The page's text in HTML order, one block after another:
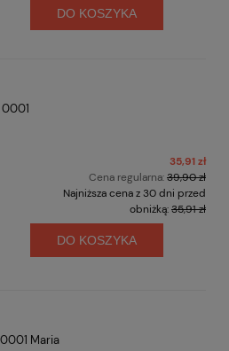
DO KOSZYKA
35,91 zł
Cena regularna:39,90 zł
Najniższa cena z 30 dni przed
obniżką:35,91 zł
DO KOSZYKA
Maria